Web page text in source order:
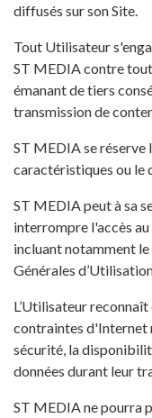
diffusés sur son Site.
Tout Utilisateur
ST MEDIA contre
émanant de tiers
transmission de
ST MEDIA se réserve
caractéristiques ou le
ST MEDIA peut à sa
interrompre l'accès
incluant notamment
Générales
L’Utilisateur
contraintes d'Internet
sécurité, la
données durant leur
ST MEDIA ne pourra